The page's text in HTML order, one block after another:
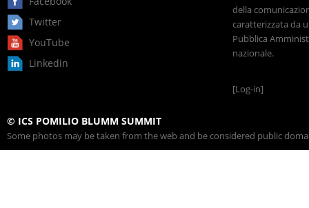
Twitter
YouTube
Linkedin
della
caratterizzata da
Pubblica
nazionale.
[Log-in]
© ICS POMILIO BLUMM SUMMIT
Some photos may be taken from the web and be considered public